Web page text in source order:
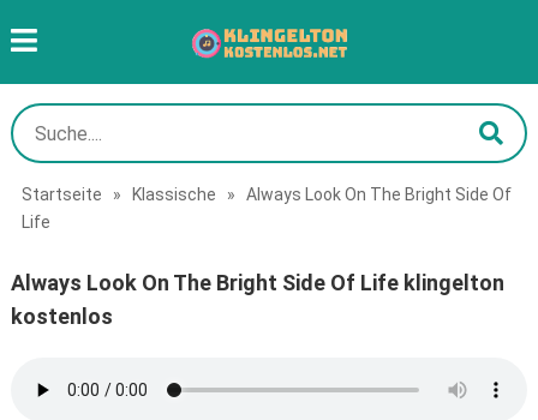
Startseite » Klassische »
Always Look On The Bright Side Of
Life
Always Look On The Bright Side Of Life klingelton
kostenlos